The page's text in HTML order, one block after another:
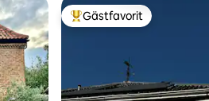
Populär gästfavorit
Gästfavorit